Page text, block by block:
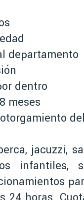
departamento
dentro
meses
jacuzzi,
infantiles,